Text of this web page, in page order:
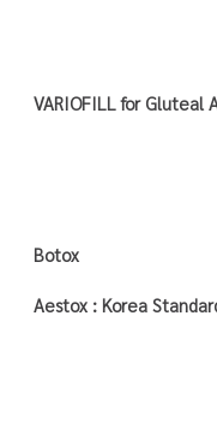
VARIOFILL for Gluteal
Botox
Aestox : Korea